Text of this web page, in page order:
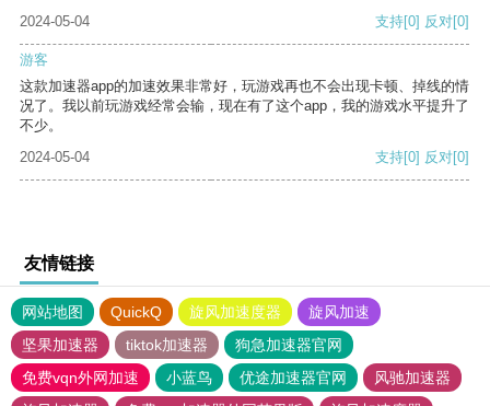
2024-05-04
支持[0] 反对[0]
游客
这款加速器app的加速效果非常好，玩游戏再也不会出现卡顿、掉线的情
况了。我以前玩游戏经常会输，现在有了这个app，我的游戏水平提升了
不少。
2024-05-04
支持[0] 反对[0]
友情链接
网站地图 QuickQ 旋风加速度器
旋风加速
坚果加速器
tiktok加速器
狗急加速器官网
免费vqn外网加速
小蓝鸟 优途加速器官网
风驰加速器